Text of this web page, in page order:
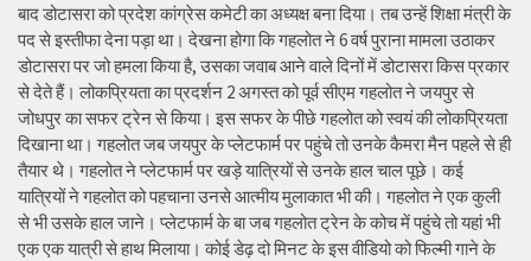
बाद डोटासरा को प्रदेश कांग्रेस कमेटी का अध्यक्ष बना दिया। तब उन्हें शिक्षा मंत्री के
पद से इस्तीफा देना पड़ा था। देखना होगा कि गहलोत ने 6 वर्ष पुराना मामला उठाकर
डोटासरा पर जो हमला किया है, उसका जवाब आने वाले दिनों में डोटासरा किस प्रकार
से देते हैं। लोकप्रियता का प्रदर्शन 2 अगस्त को पूर्व सीएम गहलोत ने जयपुर से
जोधपुर का सफर ट्रेन से किया। इस सफर के पीछे गहलोत को स्वयं की लोकप्रियता
दिखाना था। गहलोत जब जयपुर के प्लेटफार्म पर पहुंचे तो उनके कैमरा मैन पहले से ही
तैयार थे। गहलोत ने प्लेटफार्म पर खड़े यात्रियों से उनके हाल चाल पूछे। कई
यात्रियों ने गहलोत को पहचाना उनसे आत्मीय मुलाकात भी की। गहलोत ने एक कुली
से भी उसके हाल जाने। प्लेटफार्म के बा जब गहलोत ट्रेन के कोच में पहुंचे तो यहां भी
एक एक यात्री से हाथ मिलाया। कोई डेढ़ दो मिनट के इस वीडियो को फिल्मी गाने के